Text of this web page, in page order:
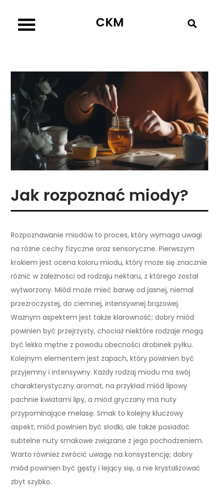
content
CKM
Jak rozpoznać miody?
Rozpoznawanie miodów to proces, który wymaga uwagi
na różne cechy fizyczne oraz sensoryczne. Pierwszym
krokiem jest ocena koloru miodu, który może się znacznie
różnić w zależności od rodzaju nektaru, z którego został
wytworzony. Miód może mieć barwę od jasnej, niemal
przezroczystej, do ciemnej, intensywnej brązowej.
Ważnym aspektem jest także klarowność; dobry miód
powinien być przejrzysty, chociaż niektóre rodzaje mogą
być lekko mętne z powodu obecności drobinek pyłku.
Kolejnym elementem jest zapach, który powinien być
przyjemny i intensywny. Każdy rodzaj miodu ma swój
charakterystyczny aromat, na przykład miód lipowy
pachnie kwiatami lipy, a miód gryczany ma nuty
przypominające melasę. Smak to kolejny kluczowy
aspekt; miód powinien być słodki, ale także posiadać
subtelne nuty smakowe związane z jego pochodzeniem.
Warto również zwrócić uwagę na konsystencję; dobry
miód powinien być gęsty i lejący się, a nie krystalizować
zbyt szybko.